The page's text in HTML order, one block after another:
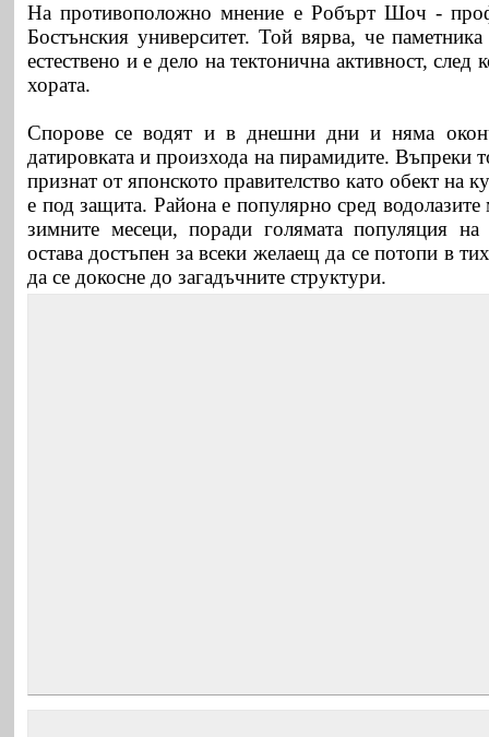
На противоположно мнение е Робърт Шоч -
Бостънския университет. Той вярва, че
естествено и е дело на тектонична активност,
хората.
Спорове се водят и в днешни дни и няма
датировката и произхода на пирамидите. Въпреки
признат от японското правителство като обект на
е под защита. Района е популярно сред водолазите
зимните месеци, поради голямата популяция
остава достъпен за всеки желаещ да се потопи в
да се докосне до загадъчните структури.